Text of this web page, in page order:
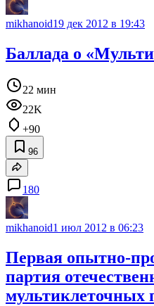
mikhanoid19 дек 2012 в 19:43
Баллада о
22 мин
22K
+90
96
180
mikhanoid1 июл 2012 в 06:23
Первая опытно-
партия
мультиклеточных